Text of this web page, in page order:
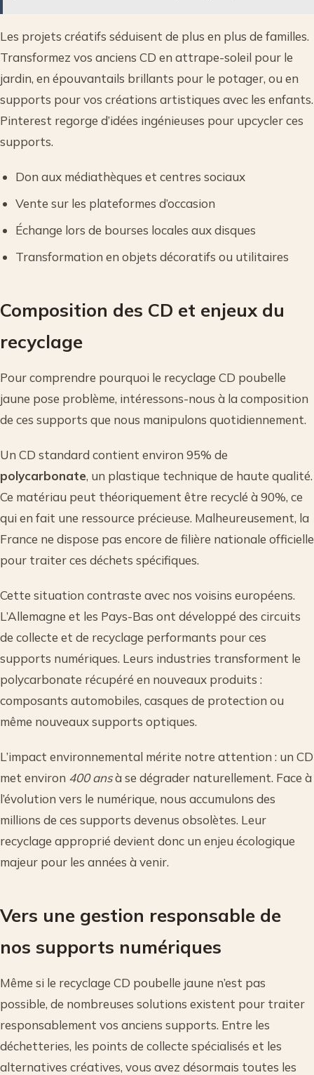
Les projets créatifs séduisent de plus en plus de familles.
Transformez vos anciens CD en attrape-soleil pour le
jardin, en épouvantails brillants pour le potager, ou en
supports pour vos créations artistiques avec les enfants.
Pinterest regorge d’idées ingénieuses pour upcycler ces
supports.
Don aux médiathèques et centres sociaux
Vente sur les plateformes d’occasion
Échange lors de bourses locales aux disques
Transformation en objets décoratifs ou utilitaires
Composition des CD et enjeux du
recyclage
Pour comprendre pourquoi le recyclage CD poubelle
jaune pose problème, intéressons-nous à la composition
de ces supports que nous manipulons quotidiennement.
Un CD standard contient environ 95% de
polycarbonate, un plastique technique de haute qualité.
Ce matériau peut théoriquement être recyclé à 90%, ce
qui en fait une ressource précieuse. Malheureusement, la
France ne dispose pas encore de filière nationale officielle
pour traiter ces déchets spécifiques.
Cette situation contraste avec nos voisins européens.
L’Allemagne et les Pays-Bas ont développé des circuits
de collecte et de recyclage performants pour ces
supports numériques. Leurs industries transforment le
polycarbonate récupéré en nouveaux produits :
composants automobiles, casques de protection ou
même nouveaux supports optiques.
L’impact environnemental mérite notre attention : un CD
met environ 400 ansà se dégrader naturellement. Face à
l’évolution vers le numérique, nous accumulons des
millions de ces supports devenus obsolètes. Leur
recyclage approprié devient donc un enjeu écologique
majeur pour les années à venir.
Vers une gestion responsable de
nos supports numériques
Même si le recyclage CD poubelle jaune n’est pas
possible, de nombreuses solutions existent pour traiter
responsablement vos anciens supports. Entre les
déchetteries, les points de collecte spécialisés et les
alternatives créatives, vous avez désormais toutes les